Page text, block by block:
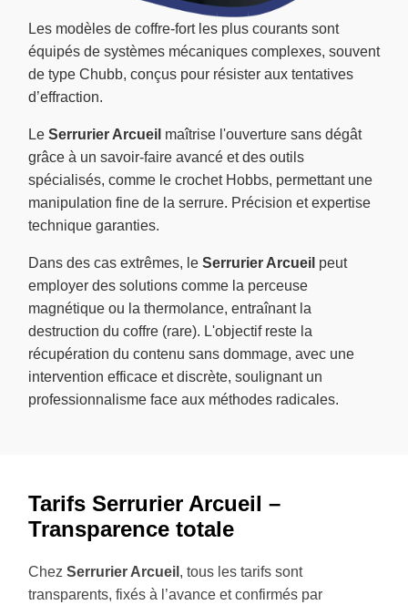
Les modèles de coffre-fort les plus courants sont
équipés de systèmes mécaniques complexes, souvent
de type Chubb, conçus pour résister aux tentatives
d’effraction.
Le Serrurier Arcueil maîtrise l'ouverture sans dégât
grâce à un savoir-faire avancé et des outils
spécialisés, comme le crochet Hobbs, permettant une
manipulation fine de la serrure. Précision et expertise
technique garanties.
Dans des cas extrêmes, le Serrurier Arcueil peut
employer des solutions comme la perceuse
magnétique ou la thermolance, entraînant la
destruction du coffre (rare). L'objectif reste la
récupération du contenu sans dommage, avec une
intervention efficace et discrète, soulignant un
professionnalisme face aux méthodes radicales.
Tarifs Serrurier Arcueil –
Transparence totale
Chez Serrurier Arcueil , tous les tarifs sont
transparents, fixés à l’avance et confirmés par